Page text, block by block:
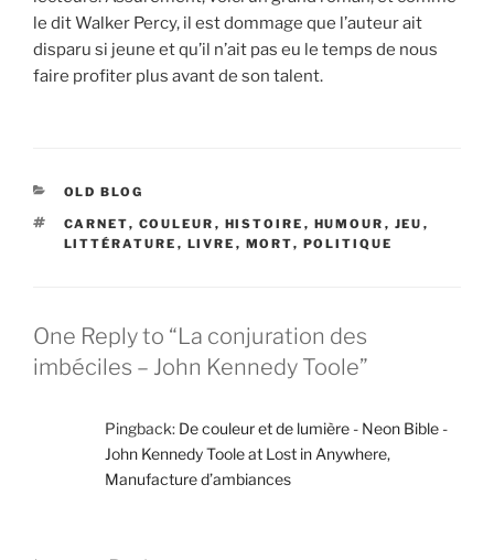
le dit Walker Percy, il est dommage que l’auteur ait
disparu si jeune et qu’il n’ait pas eu le temps de nous
faire profiter plus avant de son talent.
CATEGORIES
OLD BLOG
TAGS
CARNET, COULEUR , HISTOIRE , HUMOUR , JEU ,
LITTÉRATURE , LIVRE , MORT, POLITIQUE
One Reply to “La conjuration des
imbéciles – John Kennedy Toole”
Pingback: De couleur et de lumière - Neon Bible -
John Kennedy Toole at Lost in Anywhere,
Manufacture d’ambiances